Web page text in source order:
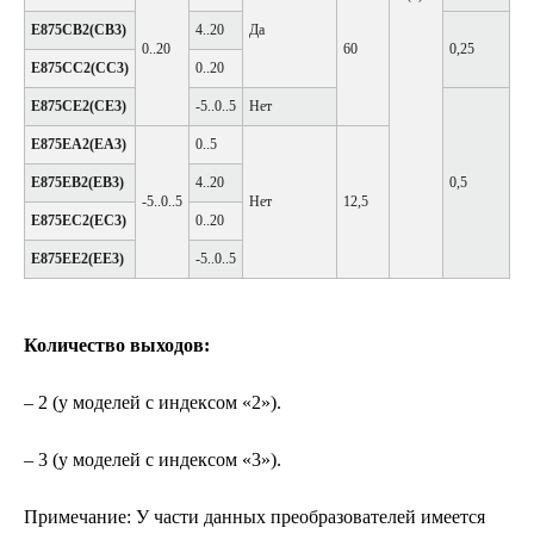
0..20
Да
60
Е875СВ2(СВ3)
4..20
0,25
Е875СС2(СС3)
0..20
Е875СЕ2(СЕ3) -5..0..5 Нет
0,5
Е875ЕА2(ЕА3)
-5..0..5
0..5
Нет 12,5
Е875ЕВ2(ЕВ3) 4..20
Е875ЕС2(ЕС3) 0..20
Е875ЕЕ2(ЕЕ3) -5..0..5
Количество выходов:
– 2 (у моделей с индексом «2»).
– 3 (у моделей с индексом «3»).
Примечание: У части данных преобразователей имеется